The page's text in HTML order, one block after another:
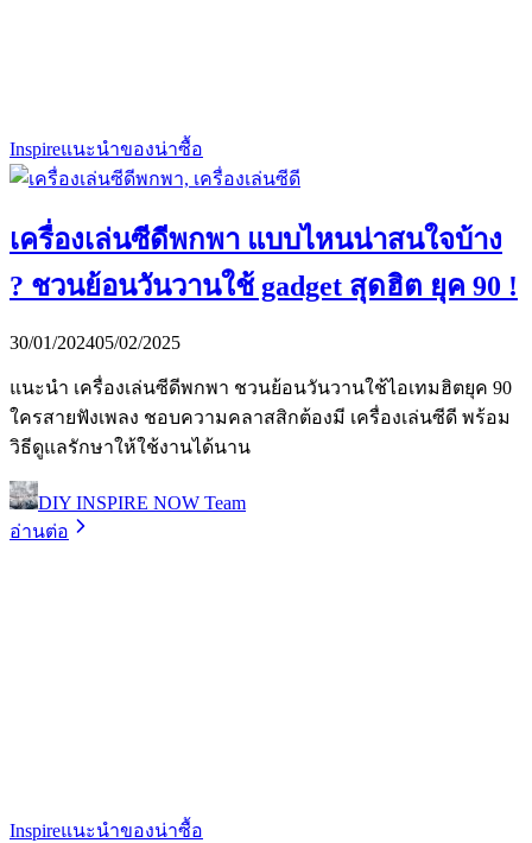
Inspireแนะนำของน่าซื้อ
เครื่องเล่นซีดีพกพา แบบไหนน่าสนใจบ้าง
? ชวนย้อนวันวานใช้ gadget สุดฮิต ยุค 90 !
30/01/202405/02/2025
แนะนำ เครื่องเล่นซีดีพกพา ชวนย้อนวันวานใช้ไอเทมฮิตยุค 90
ใครสายฟังเพลง ชอบความคลาสสิกต้องมี เครื่องเล่นซีดี พร้อม
วิธีดูแลรักษาให้ใช้งานได้นาน
DIY INSPIRE NOW Team
อ่านต่อ
Inspireแนะนำของน่าซื้อ